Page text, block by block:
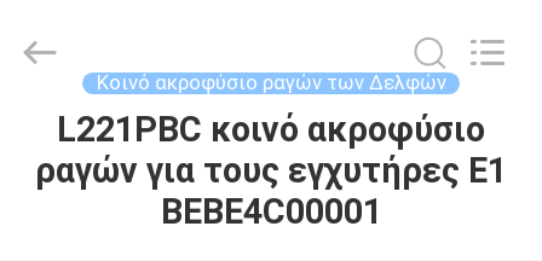
ΣΠΊΤΙ
ΠΡΟΪΌΝΤΑ
AUTO
PARTS
Κοινό ακροφύσιο ραγών των Δελφών
L221PBC κοινό ακροφύσιο
ραγών για τους εγχυτήρες E1
BEBE4C00001